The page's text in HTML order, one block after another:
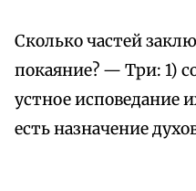
Сколько частей
покаяние? — Три: 1)
устное исповедание
есть назначение